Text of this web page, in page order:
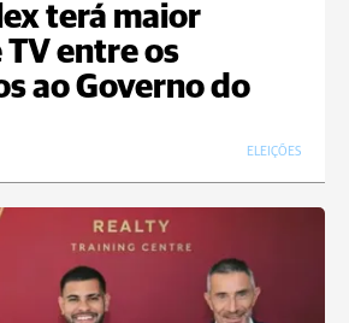
terá maior
entre os
ao Governo do
ELEIÇÕES